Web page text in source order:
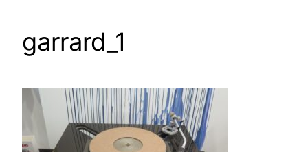
garrard_1